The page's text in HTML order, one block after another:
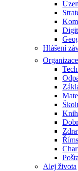
Hlášení
Pošta
Alej života